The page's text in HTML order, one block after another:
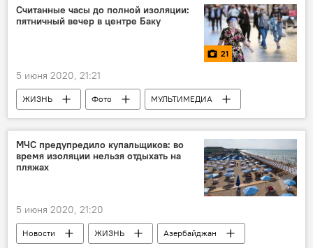
Дербент
Граждане Азербайджана
лечение
Коронавирус
Считанные часы до полной изоляции:
пятничный вечер в центре Баку
21
5 июня 2020, 21:21
ЖИЗНЬ Фото
МУЛЬТИМЕДИА
Новости
Азербайджан
МЧС предупредило купальщиков: во
время изоляции нельзя отдыхать на
пляжах
5 июня 2020, 21:20
Новости ЖИЗНЬ
Азербайджан